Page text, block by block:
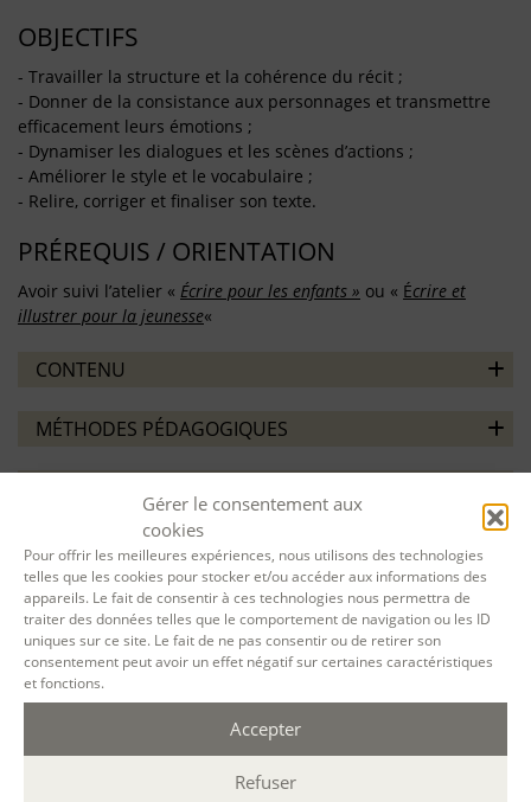
Gérer le consentement aux
cookies
Pour offrir les meilleures expériences, nous utilisons des technologies
telles que les cookies pour stocker et/ou accéder aux informations des
appareils. Le fait de consentir à ces technologies nous permettra de
traiter des données telles que le comportement de navigation ou les ID
uniques sur ce site. Le fait de ne pas consentir ou de retirer son
consentement peut avoir un effet négatif sur certaines caractéristiques
et fonctions.
Accepter
Refuser
OBJECTIFS
- Travailler la structure et la cohérence du récit ;
- Donner de la consistance aux personnages et transmettre
efficacement leurs émotions ;
- Dynamiser les dialogues et les scènes d’actions ;
- Améliorer le style et le vocabulaire ;
- Relire, corriger et finaliser son texte.
PRÉREQUIS / ORIENTATION
Avoir suivi l’atelier « Écrire pour les enfants » ou « Écrire et
illustrer pour la jeunesse«
CONTENU
MÉTHODES PÉDAGOGIQUES
VOTRE SESSION :
au
par Teams(Durée : 28 h. ; 9h30-